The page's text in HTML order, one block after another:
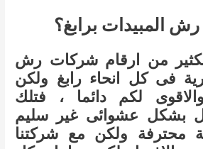
المبيدات برابغ؟
من ارقام شركات رش
فى كل انحاء رابغ ولكن
لكم دائما ، فتلك
بشكل عشوائى غير سليم
محترفة ولكن مع شركتنا